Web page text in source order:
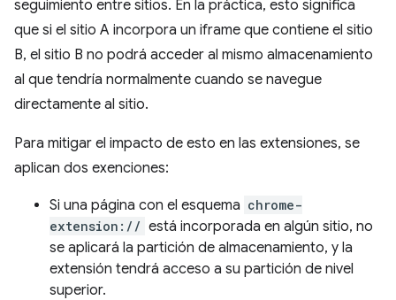
seguimiento entre sitios. En la práctica, esto significa
que si el sitio A incorpora un iframe que contiene el sitio
B, el sitio B no podrá acceder al mismo almacenamiento
al que tendría normalmente cuando se navegue
directamente al sitio.
Para mitigar el impacto de esto en las extensiones, se
aplican dos exenciones:
Si una página con el esquema chrome-
extension:// está incorporada en algún sitio, no
se aplicará la partición de almacenamiento, y la
extensión tendrá acceso a su partición de nivel
superior.